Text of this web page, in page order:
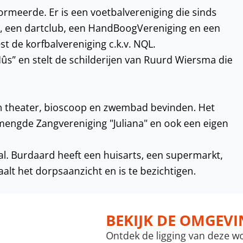
Er is een voetbalvereniging die sinds
dartclub, een HandBoogVereniging en een
de korfbalvereniging c.k.v. NQL.
en stelt de schilderijen van Ruurd Wiersma die
bioscoop en zwembad bevinden. Het
Zangvereniging "Juliana" en ook een eigen
Burdaard heeft een huisarts, een supermarkt,
het dorpsaanzicht en is te bezichtigen.
BEKIJK DE
Ontdek de ligging van deze